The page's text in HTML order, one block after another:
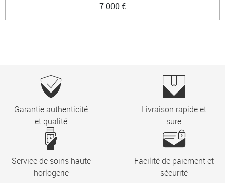
7 000 €
Garantie authenticité
et qualité
Livraison rapide et
sûre
Service de soins haute
horlogerie
Facilité de paiement et
sécurité